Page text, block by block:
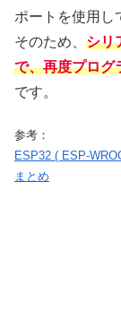
ポートを使用し
そのため、 シリ
で、再度プログ
です。
参考：
ESP32 ( ESP-
まとめ